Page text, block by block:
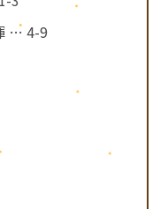
… 4-9